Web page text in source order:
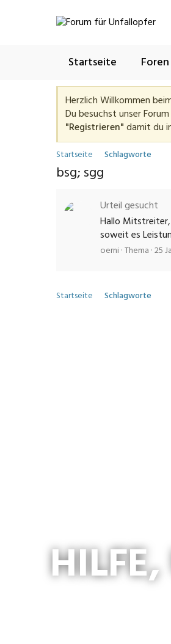
Startseite Foren
Herzlich Willkommen
Du besuchst unser
"Registrieren"damit du
Startseite Schlagworte
bsg; sgg
Urteil gesucht
Hallo Mitstreiter,
soweit es
oerni Thema 25
Startseite Schlagworte